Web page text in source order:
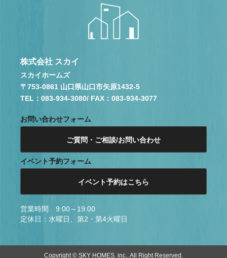
株式会社 スカイ
スカイホームズ
〒753-0861 山口県山口市矢原1432-5
TEL：083-934-3080/ FAX：083-934-3077
お問い合わせフォーム
ご質問・ご相談/お問い合わせ
イベント予約フォーム
イベント予約はこちら
営業時間 9:00～19:00
定休日：水曜日、第2・第4火曜日
Copyright © SKY HOMES. inc., All Right Reserved.